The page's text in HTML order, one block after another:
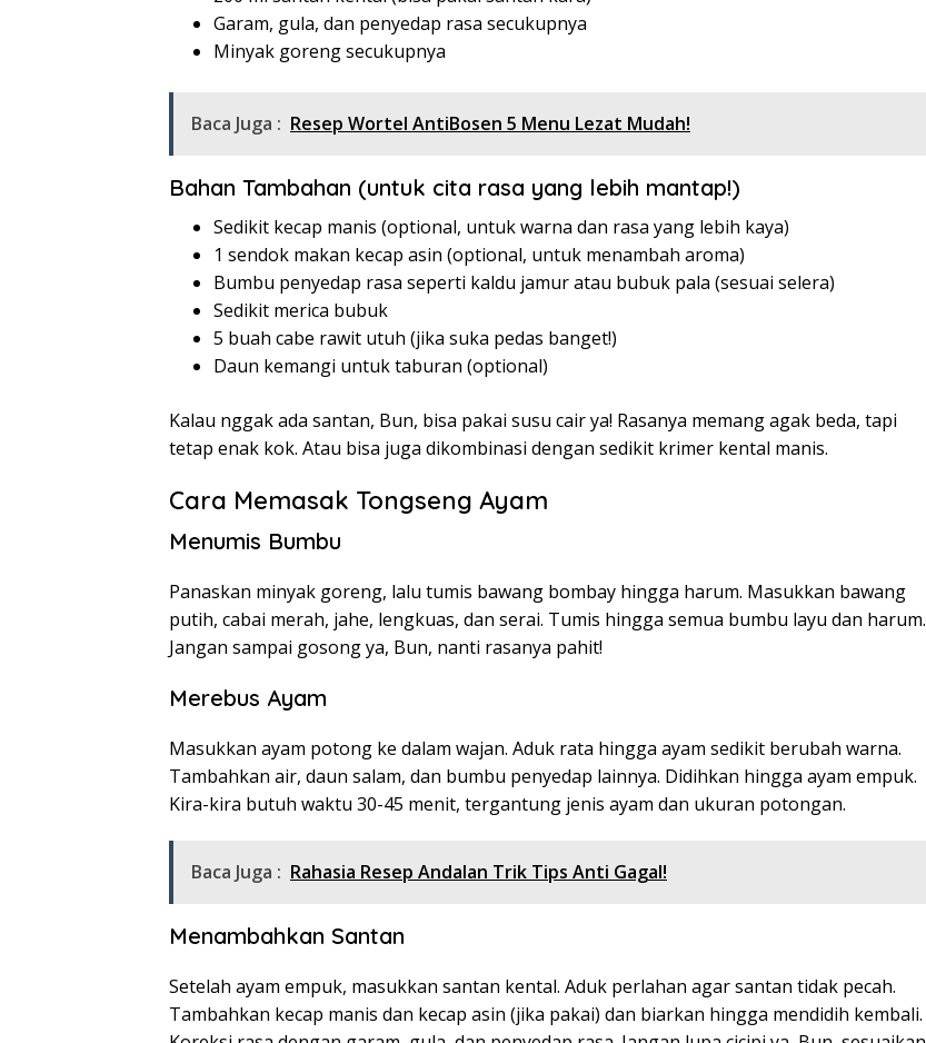
Garam, gula, dan penyedap rasa secukupnya
Minyak goreng secukupnya
Baca Juga : Resep Wortel AntiBosen 5 Menu Lezat Mudah!
Bahan Tambahan (untuk cita rasa yang lebih mantap!)
Sedikit kecap manis (optional, untuk warna dan rasa yang lebih kaya)
1 sendok makan kecap asin (optional, untuk menambah aroma)
Bumbu penyedap rasa seperti kaldu jamur atau bubuk pala (sesuai selera)
Sedikit merica bubuk
5 buah cabe rawit utuh (jika suka pedas banget!)
Daun kemangi untuk taburan (optional)
Kalau nggak ada santan, Bun, bisa pakai susu cair ya! Rasanya memang agak beda, tapi
tetap enak kok. Atau bisa juga dikombinasi dengan sedikit krimer kental manis.
Cara Memasak Tongseng Ayam
Menumis Bumbu
Panaskan minyak goreng, lalu tumis bawang bombay hingga harum. Masukkan bawang
putih, cabai merah, jahe, lengkuas, dan serai. Tumis hingga semua bumbu layu dan harum.
Jangan sampai gosong ya, Bun, nanti rasanya pahit!
Merebus Ayam
Masukkan ayam potong ke dalam wajan. Aduk rata hingga ayam sedikit berubah warna.
Tambahkan air, daun salam, dan bumbu penyedap lainnya. Didihkan hingga ayam empuk.
Kira-kira butuh waktu 30-45 menit, tergantung jenis ayam dan ukuran potongan.
Baca Juga : Rahasia Resep Andalan Trik Tips Anti Gagal!
Menambahkan Santan
Setelah ayam empuk, masukkan santan kental. Aduk perlahan agar santan tidak pecah.
Tambahkan kecap manis dan kecap asin (jika pakai) dan biarkan hingga mendidih kembali.